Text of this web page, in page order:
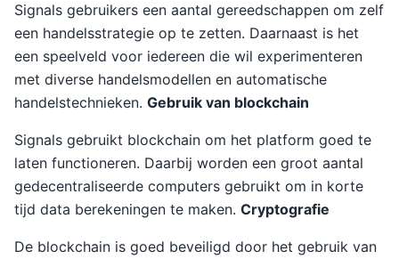
Signals gebruikers een aantal gereedschappen om zelf
een handelsstrategie op te zetten. Daarnaast is het
een speelveld voor iedereen die wil experimenteren
met diverse handelsmodellen en automatische
handelstechnieken. Gebruik van blockchain
Signals gebruikt blockchain om het platform goed te
laten functioneren. Daarbij worden een groot aantal
gedecentraliseerde computers gebruikt om in korte
tijd data berekeningen te maken. Cryptografie
De blockchain is goed beveiligd door het gebruik van